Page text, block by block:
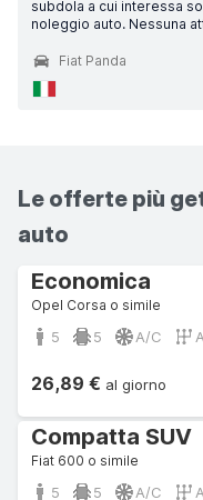
subdola a cui interessa
noleggio auto. Nessuna
Fiat Panda
Le offerte più
auto
Economica
Opel Corsa o simile
5 5 A/C
26,89 € al giorno
Compatta SUV
Fiat 600 o simile
5 5 A/C